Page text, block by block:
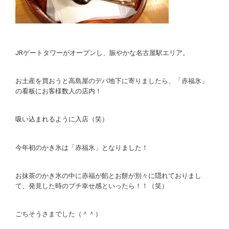
JRゲートタワーがオープンし、賑やかな名古屋駅エリア。
お土産を買おうと高島屋のデパ地下に寄りましたら、「赤福氷」
の看板にお客様数人の店内！
吸い込まれるように入店（笑）
今年初のかき氷は「赤福氷」となりました！
お抹茶のかき氷の中に赤福が餡とお餅が別々に隠れておりまし
て、発見した時のプチ幸せ感といったら！！（笑）
ごちそうさまでした（＾＾）